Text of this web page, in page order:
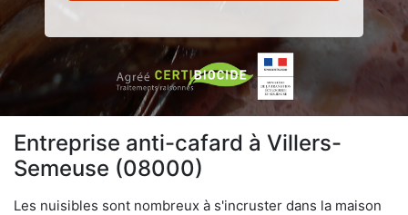
Entreprise anti-cafard à Villers-
Semeuse (08000)
Les nuisibles sont nombreux à s'incruster dans la maison